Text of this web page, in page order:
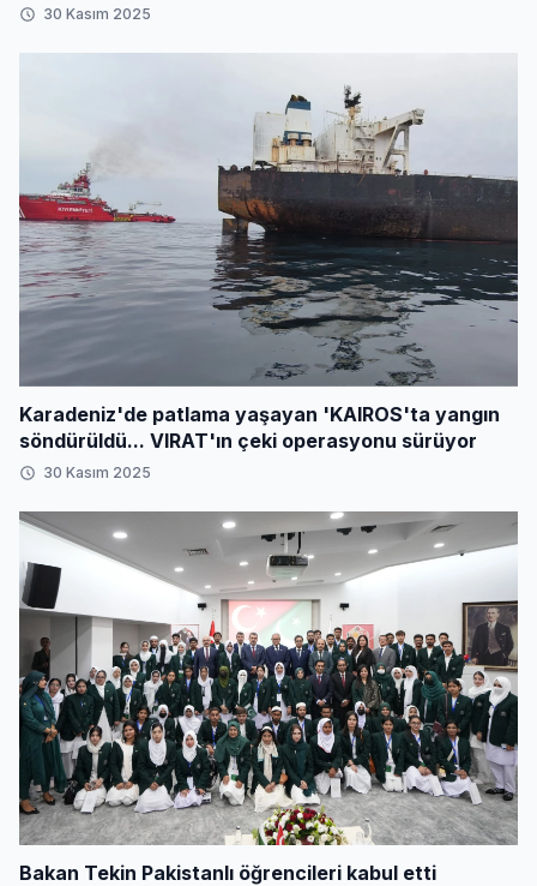
30 Kasım 2025
Karadeniz'de patlama yaşayan 'KAIROS'ta yangın
söndürüldü... VIRAT'ın çeki operasyonu sürüyor
30 Kasım 2025
Bakan Tekin Pakistanlı öğrencileri kabul etti